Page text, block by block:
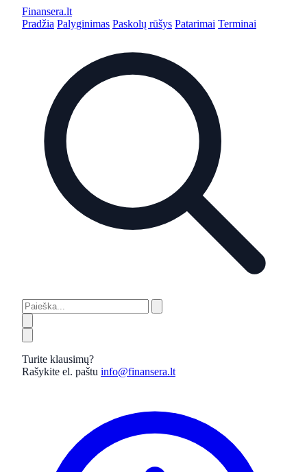
Finansera.lt
Pradžia Palyginimas Paskolų rūšys Patarimai Terminai
Turite klausimų?
Rašykite el. paštu info@finansera.lt